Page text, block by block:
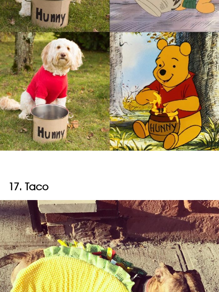
17. Taco